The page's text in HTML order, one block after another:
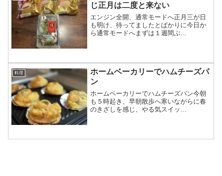
じ正月は二度と来ない
エンジン全開、通常モードへ正月三が日
も明け、待ってましたとばかりに今日か
ら通常モードへまずは１週間ぶ...
料理
ホームベーカリーでハムチーズパ
ン
ホームベーカリーでハムチーズパン今朝
も５時起き、早朝散歩へ寒いながらに春
のきざしを感じ、やる気スイッ...